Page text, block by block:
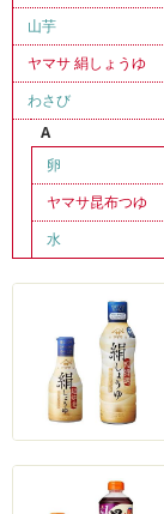
山芋
ヤマサ 絹しょうゆ
わさび
A
卵
ヤマサ昆布つゆ
水